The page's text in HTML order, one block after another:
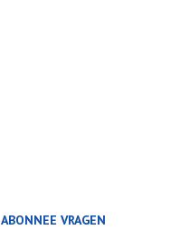
ABONNEE VRAGEN